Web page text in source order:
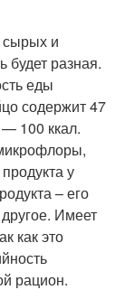
сырых и
будет разная.
еды
содержит 47
100 ккал.
у
– его
Имеет
как это
рацион.